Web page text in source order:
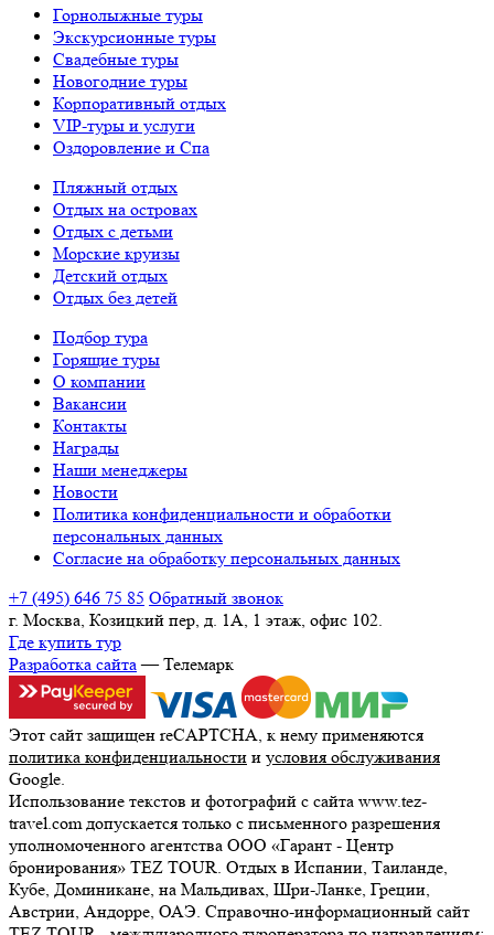
Горнолыжные туры
Экскурсионные туры
Свадебные туры
Новогодние туры
Корпоративный отдых
VIP-туры и услуги
Оздоровление и Спа
Пляжный отдых
Отдых на островах
Отдых с детьми
Морские круизы
Детский отдых
Отдых без детей
Подбор тура
Горящие туры
О компании
Вакансии
Контакты
Награды
Наши менеджеры
Новости
Политика конфиденциальности и обработки
персональных данных
Согласие на обработку персональных данных
+7 (495) 646 75 85 Обратный звонок
г. Москва, Козицкий пер, д. 1А, 1 этаж, офис 102.
Где купить тур
Разработка сайта— Телемарк
Этот сайт защищен reCAPTCHA, к нему применяются
политика конфиденциальности и условия обслуживания
Google.
Использование текстов и фотографий с сайта www.tez-
travel.com допускается только с письменного разрешения
уполномоченного агентства ООО «Гарант - Центр
бронирования» TEZ TOUR. Отдых в Испании, Таиланде,
Кубе, Доминикане, на Мальдивах, Шри-Ланке, Греции,
Австрии, Андорре, ОАЭ. Справочно-информационный сайт